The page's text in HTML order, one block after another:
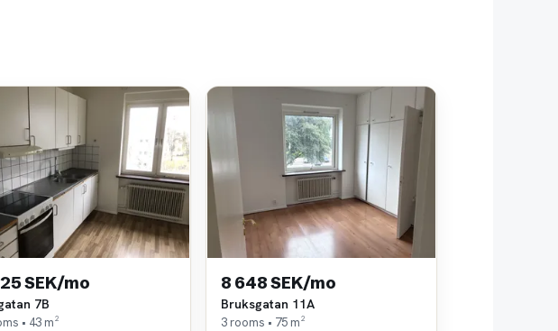
SEK/mo
7B
• 43 m²
8 648 SEK/mo
Bruksgatan 11A
3 rooms • 75 m²